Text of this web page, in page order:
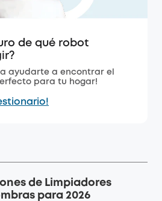
de qué robot
ayudarte a encontrar el
para tu hogar!
de Limpiadores
para 2026